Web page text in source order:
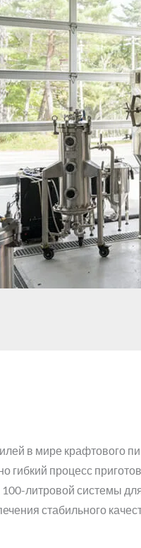
в мире крафтового
гибкий процесс
литровой системы
стабильного